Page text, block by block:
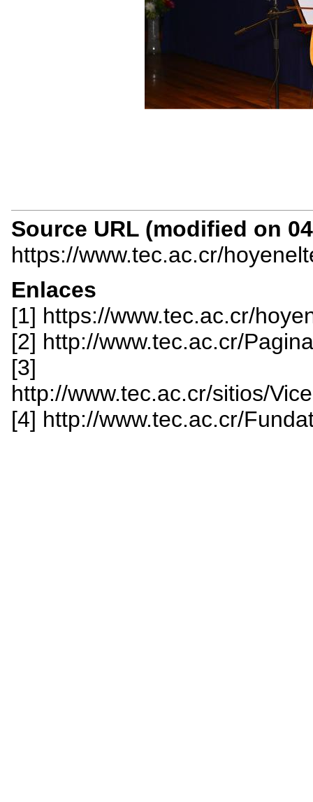
Source URL (modified on
https://www.tec.ac.cr/
Enlaces
[1] https://www.tec.ac.cr/
[2] http://www.tec.ac.cr/
[3]
http://www.tec.ac.cr/sitios/
[4] http://www.tec.ac.cr/